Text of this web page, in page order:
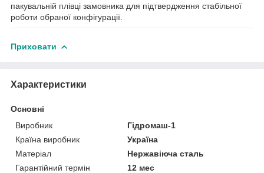
пакувальній плівці замовника для підтвердження стабільної
роботи обраної конфігурації.
Приховати
Характеристики
Основні
Виробник
Гідромаш-1
Країна виробник
Україна
Матеріал
Нержавіюча сталь
Гарантійний термін
12 мес